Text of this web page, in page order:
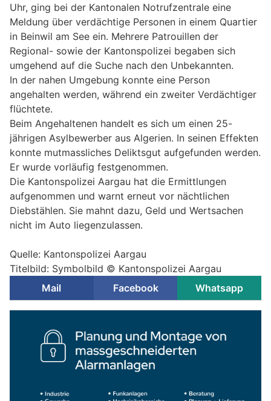
Uhr, ging bei der Kantonalen Notrufzentrale eine
Meldung über verdächtige Personen in einem Quartier
in Beinwil am See ein. Mehrere Patrouillen der
Regional- sowie der Kantonspolizei begaben sich
umgehend auf die Suche nach den Unbekannten.
In der nahen Umgebung konnte eine Person
angehalten werden, während ein zweiter Verdächtiger
flüchtete.
Beim Angehaltenen handelt es sich um einen 25-
jährigen Asylbewerber aus Algerien. In seinen Effekten
konnte mutmassliches Deliktsgut aufgefunden werden.
Er wurde vorläufig festgenommen.
Die Kantonspolizei Aargau hat die Ermittlungen
aufgenommen und warnt erneut vor nächtlichen
Diebstählen. Sie mahnt dazu, Geld und Wertsachen
nicht im Auto liegenzulassen.
Quelle: Kantonspolizei Aargau
Titelbild: Symbolbild © Kantonspolizei Aargau
Mail
Facebook Whatsapp